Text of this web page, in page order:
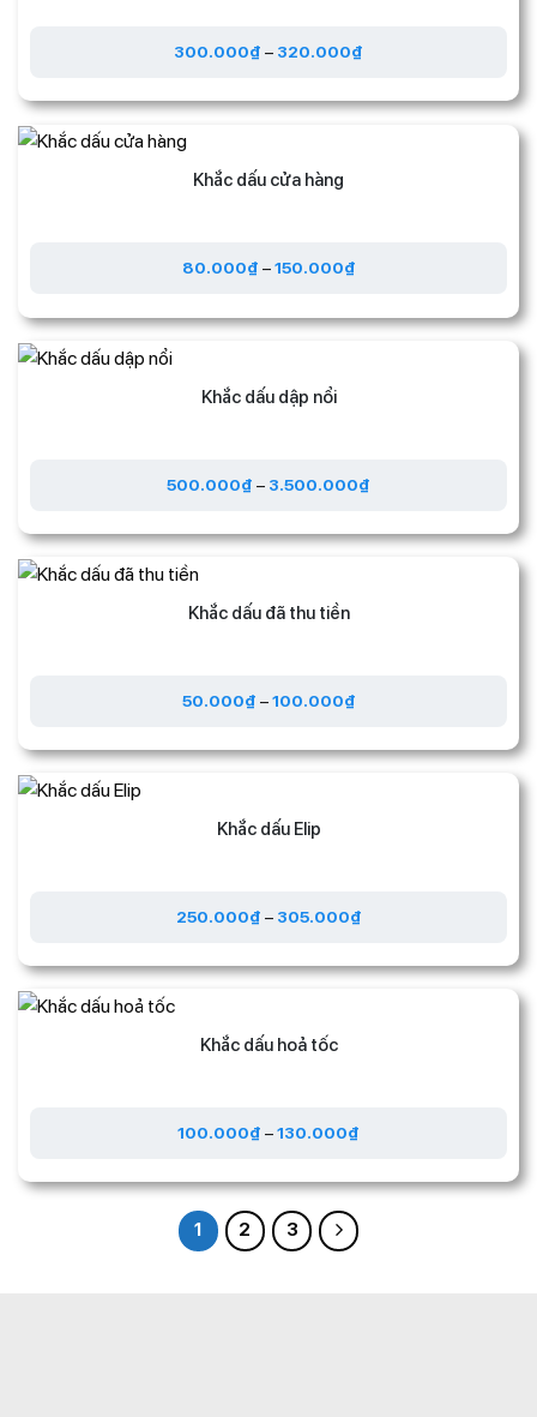
300.000₫ – 320.000₫
Khắc dấu cửa hàng
80.000₫ –150.000₫
Khắc dấu dập nổi
500.000₫ – 3.500.000₫
Khắc dấu đã thu tiền
50.000₫ –100.000₫
Khắc dấu Elip
250.000₫ – 305.000₫
Khắc dấu hoả tốc
100.000₫ –130.000₫
1 2 3